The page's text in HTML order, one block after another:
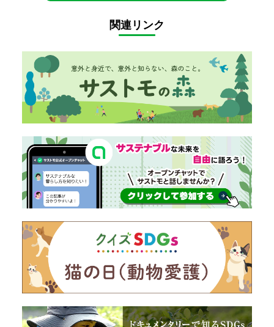
関連リンク